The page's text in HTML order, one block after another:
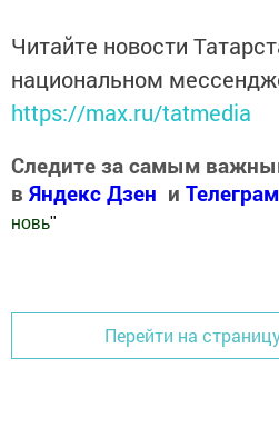
Читайте новости
национальном
https://max.ru/tatmedia
Следите за самым
в Яндекс Дзен и
новь"
Перейти на